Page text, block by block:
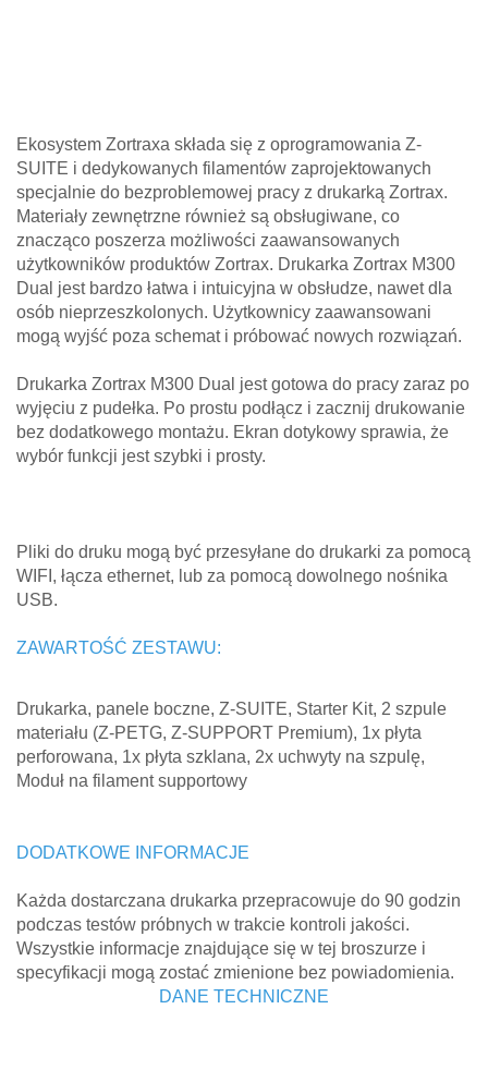
Ekosystem Zortraxa składa się z oprogramowania Z-
SUITE i dedykowanych filamentów zaprojektowanych
specjalnie do bezproblemowej pracy z drukarką Zortrax.
Materiały zewnętrzne również są obsługiwane, co
znacząco poszerza możliwości zaawansowanych
użytkowników produktów Zortrax. Drukarka Zortrax M300
Dual jest bardzo łatwa i intuicyjna w obsłudze, nawet dla
osób nieprzeszkolonych. Użytkownicy zaawansowani
mogą wyjść poza schemat i próbować nowych rozwiązań.
Drukarka Zortrax M300 Dual jest gotowa do pracy zaraz po
wyjęciu z pudełka. Po prostu podłącz i zacznij drukowanie
bez dodatkowego montażu. Ekran dotykowy sprawia, że
wybór funkcji jest szybki i prosty.
Pliki do druku mogą być przesyłane do drukarki za pomocą
WIFI, łącza ethernet, lub za pomocą dowolnego nośnika
USB.
ZAWARTOŚĆ ZESTAWU:
Drukarka, panele boczne, Z-SUITE, Starter Kit, 2 szpule
materiału (Z-PETG, Z-SUPPORT Premium), 1x płyta
perforowana, 1x płyta szklana, 2x uchwyty na szpulę,
Moduł na filament supportowy
DODATKOWE INFORMACJE
Każda dostarczana drukarka przepracowuje do 90 godzin
podczas testów próbnych w trakcie kontroli jakości.
Wszystkie informacje znajdujące się w tej broszurze i
specyfikacji mogą zostać zmienione bez powiadomienia.
DANE TECHNICZNE